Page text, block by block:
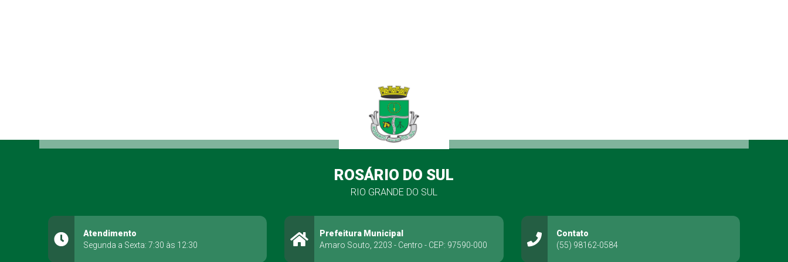
ROSÁRIO DO SUL
RIO GRANDE DO SUL
Atendimento
Segunda a Sexta: 7:30 às 12:30
Prefeitura Municipal
Amaro Souto, 2203 - Centro - CEP: 97590-000
Contato
(55) 98162-0584